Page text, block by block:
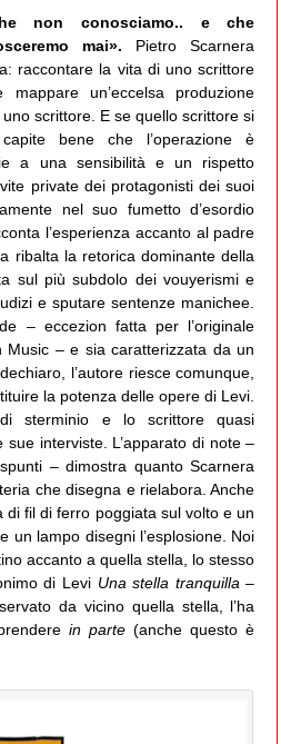
non conosciamo.. e che
mai». Pietro Scarnera
raccontare la vita di uno scrittore
un’eccelsa produzione
scrittore. E se quello scrittore si
bene che l’operazione è
a una sensibilità e un rispetto
private dei protagonisti dei suoi
nel suo fumetto d’esordio
l’esperienza accanto al padre
ribalta la retorica dominante della
sul più subdolo dei vouyerismi e
e sputare sentenze manichee.
– eccezion fatta per l’originale
Music – e sia caratterizzata da un
l’autore riesce comunque,
la potenza delle opere di Levi.
sterminio e lo scrittore quasi
interviste. L’apparato di note –
– dimostra quanto Scarnera
che disegna e rielabora. Anche
fil di ferro poggiata sul volto e un
un lampo disegni l’esplosione. Noi
accanto a quella stella, lo stesso
di Levi Una stella tranquilla –
da vicino quella stella, l’ha
in parte (anche questo è